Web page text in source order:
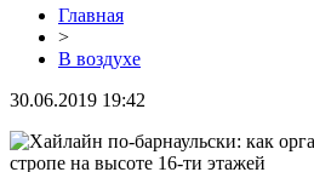
Главная
>
В воздухе
30.06.2019 19:42